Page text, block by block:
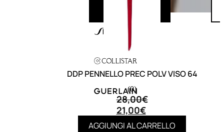
DDP PENNELLO PREC POLV VISO 64
(0)
28,00€
21,00€
AGGIUNGI AL CARRELLO